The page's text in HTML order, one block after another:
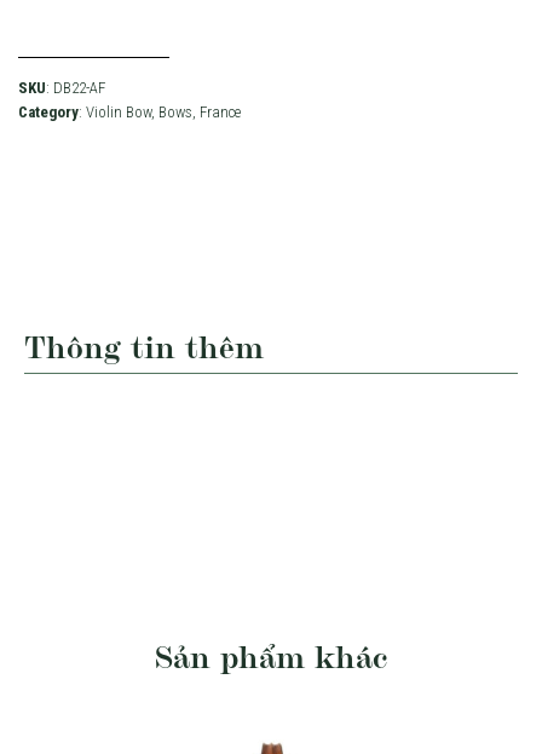
SKU: DB22-AF
Category: Violin Bow, Bows France
Thông tin thêm
Sản phẩm khác